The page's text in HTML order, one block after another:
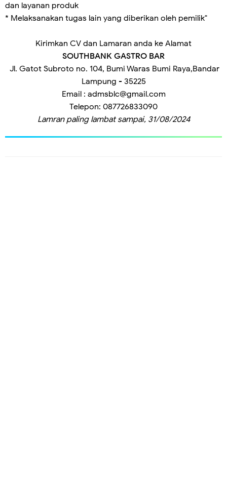
dan layanan produk
* Melaksanakan tugas lain yang diberikan oleh pemilik"
Kirimkan CV dan Lamaran anda ke Alamat
SOUTHBANK GASTRO BAR
Jl. Gatot Subroto no. 104, Bumi Waras Bumi Raya,Bandar
Lampung - 35225
Email : admsblc@gmail.com
Telepon: 087726833090
Lamran paling lambat sampai, 31/08/2024